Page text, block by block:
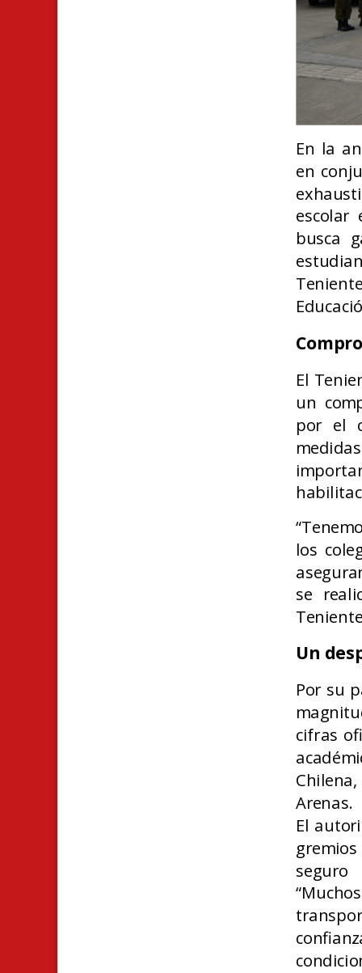
En la
en
escolar
busca
El
un
por el
los
se
Un
Por su
cifras
Arenas.
El
seguro